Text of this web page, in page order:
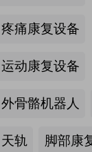
疼痛康复设备
运动康复设备
外骨骼机器人
天轨 脚部康
【如愿】升降浴室